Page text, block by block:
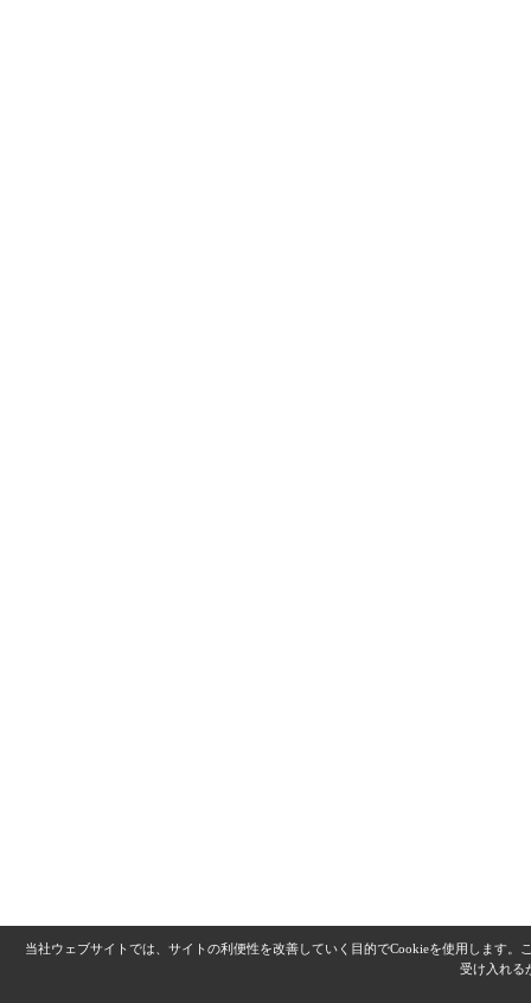
当社ウェブサイトでは、サイトの利便性を改善していく目的でCookieを使用します
受け入れる